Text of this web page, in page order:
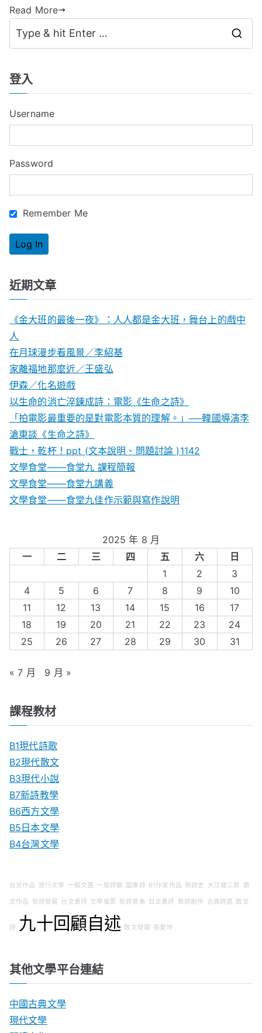
Read More
h
r
登入
Username
Password
Remember Me
近期文章
《金大班的最後一夜》：人人都是金大班，舞台上的戲中
人
在月球漫步看風景／李紹基
家離福地那麼近／王盛弘
伊森／化名遊戲
以生命的消亡淬鍊成詩：電影《生命之詩》
「拍電影最重要的是對電影本質的理解。」──韓國導演李
滄東談《生命之詩》
戰士，乾杯！ppt (文本說明、問題討論 )1142
文學食堂——食堂九 課程簡報
文學食堂――食堂九講義
文學食堂——食堂九佳作示範與寫作說明
2025 年 8 月
一
二 三 四 五 六
日
1
2
3
4
5 6 7 8 9
10
11
12 13 14 15 16
17
18
19 20 21 22 23
24
25
26 27 28 29 30 31
« 7 月 9 月 »
課程教材
B1現代詩歌
B2現代散文
B3現代小說
B7新詩教學
B6西方文學
B5日本文學
B4台灣文學
台文作品 旅行文學 一般文選 一般詩歌 圖像詩 B1作家作品 新詩史 大江健三郎 散
文作品 新詩發展 台文書評 文學電影 新詩意象 日文書評 新詩創作 古典詩選 散文
詩 九十回顧自述 散文發展 張愛玲
其他文學平台連結
中國古典文學
現代文學